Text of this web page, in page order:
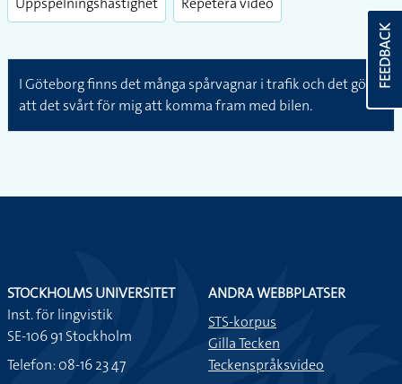
I Göteborg finns det många spårvagnar i trafik och det gör
att det svårt för mig att komma fram med bilen.
FEEDBACK
STOCKHOLMS UNIVERSITET
Inst. för lingvistik
SE-106 91 Stockholm
Telefon: 08-16 23 47
ANDRA WEBBPLATSER
STS-korpus
Gilla Tecken
Teckenspråksvideo